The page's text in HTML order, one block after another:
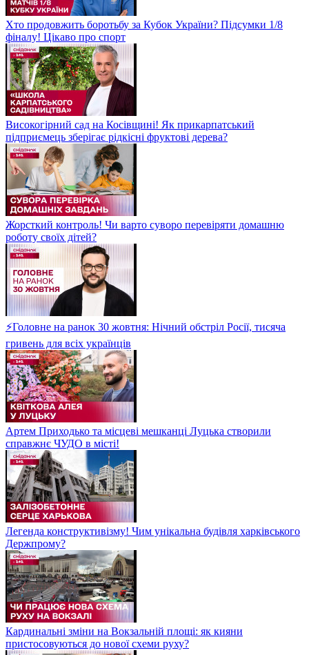
Хто продовжить боротьбу за Кубок України? Підсумки 1/8
фіналу! Цікаво про спорт
Високогірний сад на Косівщині! Як прикарпатський
підприємець зберігає рідкісні фруктові дерева?
Жорсткий контроль! Чи варто суворо перевіряти домашню
роботу своїх дітей?
⚡Головне на ранок 30 жовтня: Нічний обстріл Росії, тисяча
гривень для всіх українців
Артем Приходько та місцеві мешканці Луцька створили
справжнє ЧУДО в місті!
Легенда конструктивізму! Чим унікальна будівля харківського
Держпрому?
Кардинальні зміни на Вокзальній площі: як кияни
пристосовуються до нової схеми руху?